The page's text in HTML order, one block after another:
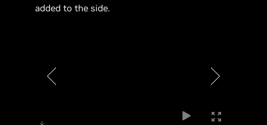
added to the side.